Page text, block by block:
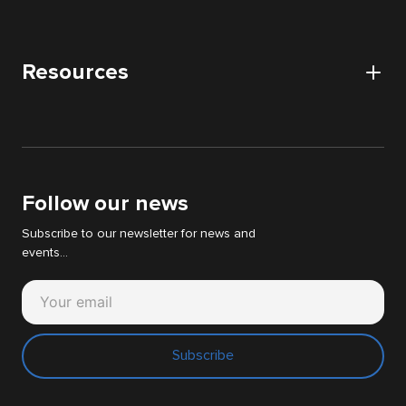
DATA audit
Apply
Resources
Support Cyllene
Follow our news
Subscribe to our newsletter for news and
events...
Subscribe